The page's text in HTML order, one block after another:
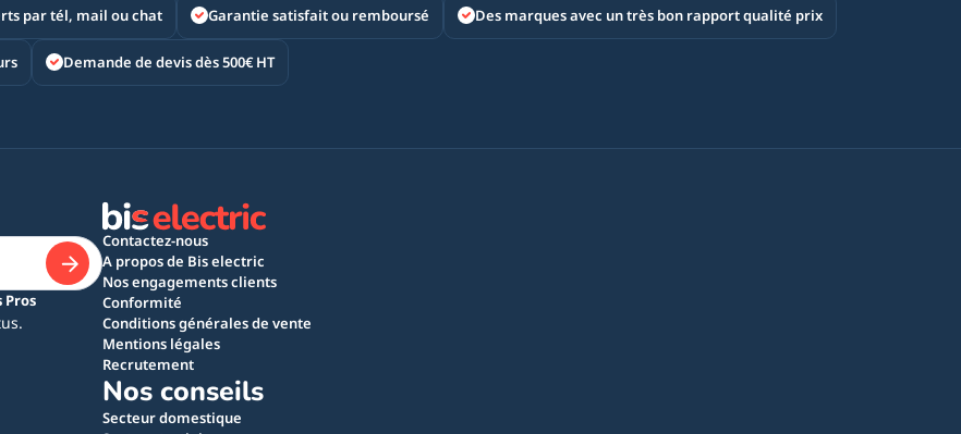
par tél, mail ou chat Garantie satisfait ou remboursé Des marques avec un très bon rapport qualité prix
Demande de devis dès 500€ HT
Pros
Contactez-nous
A propos de Bis electric
Nos engagements clients
Conformité
Conditions générales de vente
Mentions légales
Recrutement
Nos conseils
Secteur domestique